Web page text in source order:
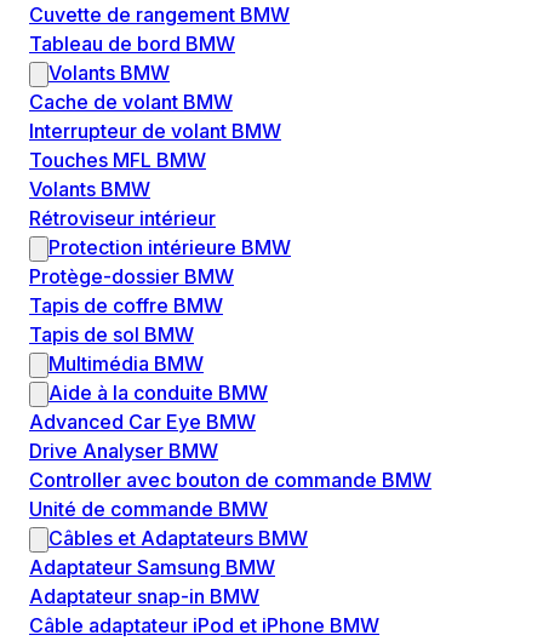
Cuvette de rangement BMW
Tableau de bord BMW
Volants BMW
Cache de volant BMW
Interrupteur de volant BMW
Touches MFL BMW
Volants BMW
Rétroviseur intérieur
Protection intérieure BMW
Protège-dossier BMW
Tapis de coffre BMW
Tapis de sol BMW
Multimédia BMW
Aide à la conduite BMW
Advanced Car Eye BMW
Drive Analyser BMW
Controller avec bouton de commande BMW
Unité de commande BMW
Câbles et Adaptateurs BMW
Adaptateur Samsung BMW
Adaptateur snap-in BMW
Câble adaptateur iPod et iPhone BMW